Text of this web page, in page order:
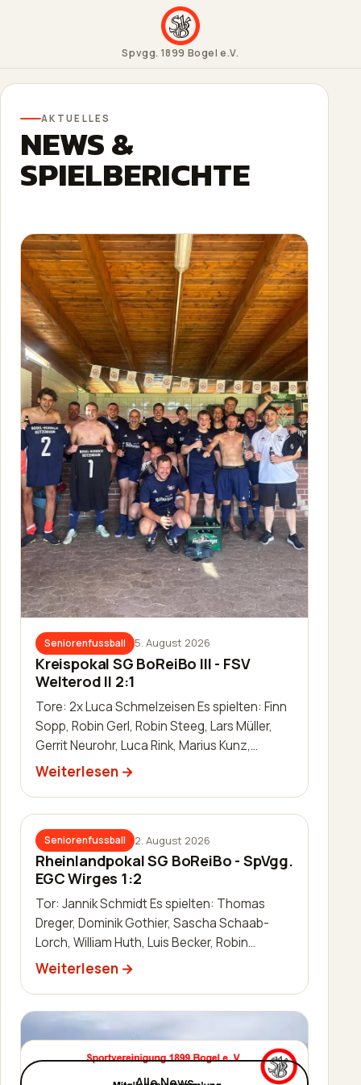
Spvgg. 1899 Bogel e.V.
AKTUELLES
NEWS &
SPIELBERICHTE
Seniorenfussball 5. August 2026
Kreispokal SG BoReiBo III - FSV
Welterod II 2:1
Tore: 2x Luca Schmelzeisen Es spielten: Finn
Sopp, Robin Gerl, Robin Steeg, Lars Müller,
Gerrit Neurohr, Luca Rink, Marius Kunz,
Manuel Häuser, Lukas Schleis,…
Weiterlesen
Seniorenfussball 2. August 2026
Rheinlandpokal SG BoReiBo - SpVgg.
EGC Wirges 1:2
Tor: Jannik Schmidt Es spielten: Thomas
Dreger, Dominik Gothier, Sascha Schaab-
Lorch, William Huth, Luis Becker, Robin
Zimmermann, Julien Leidinger, Jannik Schm…
Weiterlesen